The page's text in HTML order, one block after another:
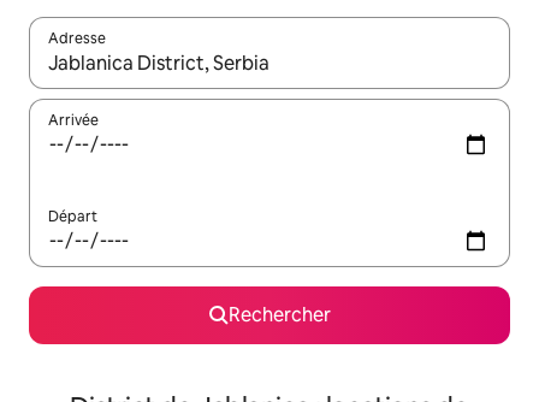
Adresse
Lorsque les résultats s'affichent, utilisez les flèches vers le
Arrivée
Départ
Rechercher